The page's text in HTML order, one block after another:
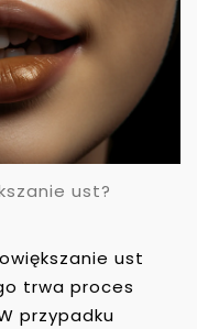
ust?
ust
trwa proces
przypadku